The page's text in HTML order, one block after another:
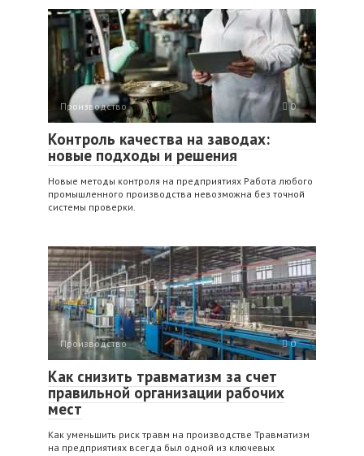
Производство 0
Контроль качества на заводах:
новые подходы и решения
Новые методы контроля на предприятиях Работа любого
промышленного производства невозможна без точной
системы проверки.
Производство 0
Как снизить травматизм за счет
правильной организации рабочих
мест
Как уменьшить риск травм на производстве Травматизм
на предприятиях всегда был одной из ключевых